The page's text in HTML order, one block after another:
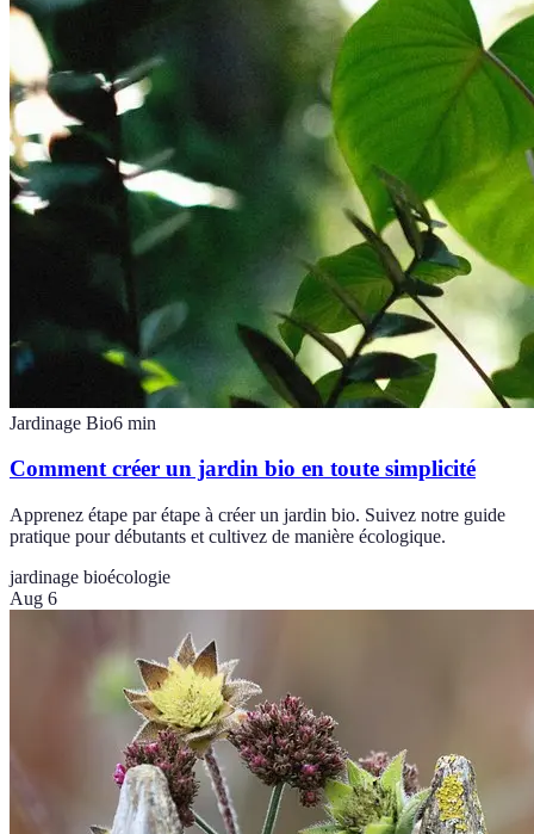
Jardinage Bio6 min
Comment créer un jardin bio en toute simplicité
Apprenez étape par étape à créer un jardin bio. Suivez notre guide
pratique pour débutants et cultivez de manière écologique.
jardinage bioécologie
Aug 6